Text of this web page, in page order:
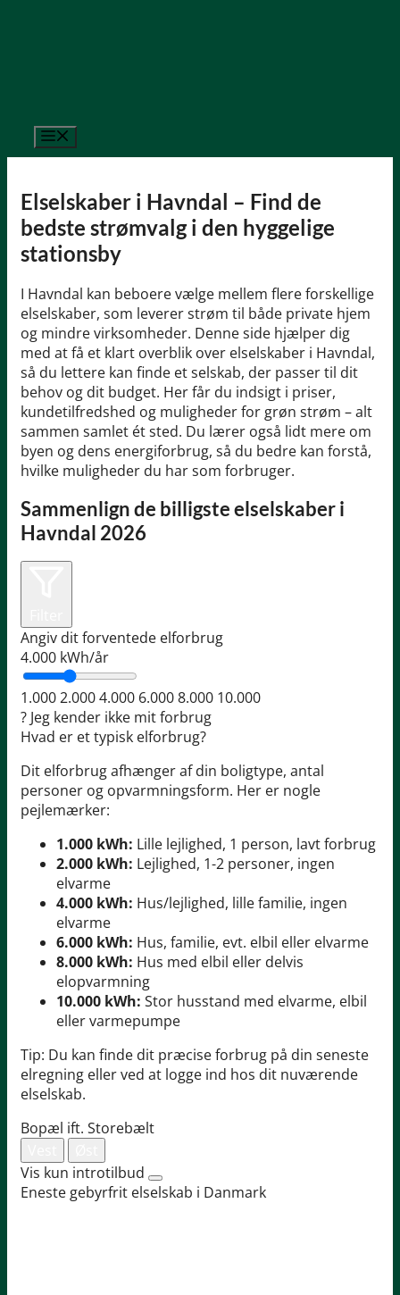
Elselskaber i Havndal – Find de
bedste strømvalg i den hyggelige
stationsby
I Havndal kan beboere vælge mellem flere forskellige
elselskaber, som leverer strøm til både private hjem
og mindre virksomheder. Denne side hjælper dig
med at få et klart overblik over elselskaber i Havndal,
så du lettere kan finde et selskab, der passer til dit
behov og dit budget. Her får du indsigt i priser,
kundetilfredshed og muligheder for grøn strøm – alt
sammen samlet ét sted. Du lærer også lidt mere om
byen og dens energiforbrug, så du bedre kan forstå,
hvilke muligheder du har som forbruger.
Sammenlign de billigste elselskaber i
Havndal 2026
Angiv dit forventede elforbrug
4.000 kWh/år
1.0002.0004.000 6.0008.000 10.000
? Jeg kender ikke mit forbrug
Hvad er et typisk elforbrug?
Dit elforbrug afhænger af din boligtype, antal
personer og opvarmningsform. Her er nogle
pejlemærker:
1.000 kWh: Lille lejlighed, 1 person, lavt forbrug
2.000 kWh: Lejlighed, 1-2 personer, ingen
elvarme
4.000 kWh: Hus/lejlighed, lille familie, ingen
elvarme
6.000 kWh: Hus, familie, evt. elbil eller elvarme
8.000 kWh: Hus med elbil eller delvis
elopvarmning
10.000 kWh: Stor husstand med elvarme, elbil
eller varmepumpe
Tip: Du kan finde dit præcise forbrug på din seneste
elregning eller ved at logge ind hos dit nuværende
elselskab.
Bopæl ift. Storebælt
Vis kun introtilbud
Eneste gebyrfrit elselskab i Danmark